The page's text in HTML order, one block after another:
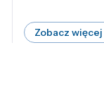
Zobacz więcej